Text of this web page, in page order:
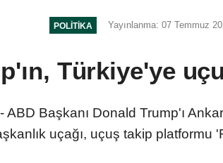
POLITIKA Yayınlanma: 07 Temmuz
Türkiye'ye
ABD Başkanı Donald Trump'ı
uçağı, uçuş takip